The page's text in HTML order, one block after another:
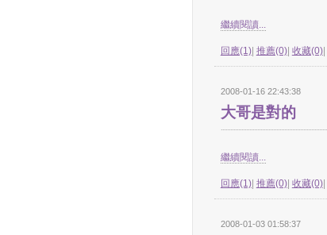
繼續閱讀...
回應(1)| 推薦(0)| 收藏(0)|
2008-01-16 22:43:38
大哥是對的
繼續閱讀...
回應(1)| 推薦(0)| 收藏(0)|
2008-01-03 01:58:37